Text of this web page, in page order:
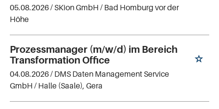
05.08.2026 / SKion GmbH / Bad Homburg vor der
Höhe
Prozessmanager (m/w/d) im Bereich
Transformation Office
04.08.2026 / DMS Daten Management Service
GmbH / Halle (Saale), Gera